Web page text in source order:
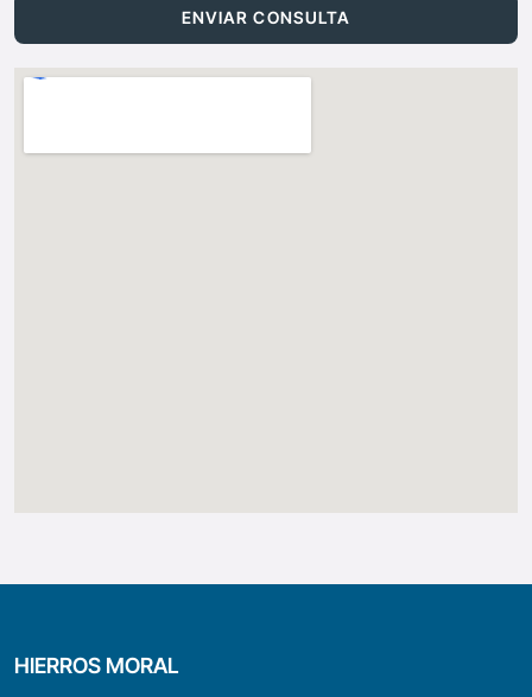
ENVIAR CONSULTA
HIERROS MORAL